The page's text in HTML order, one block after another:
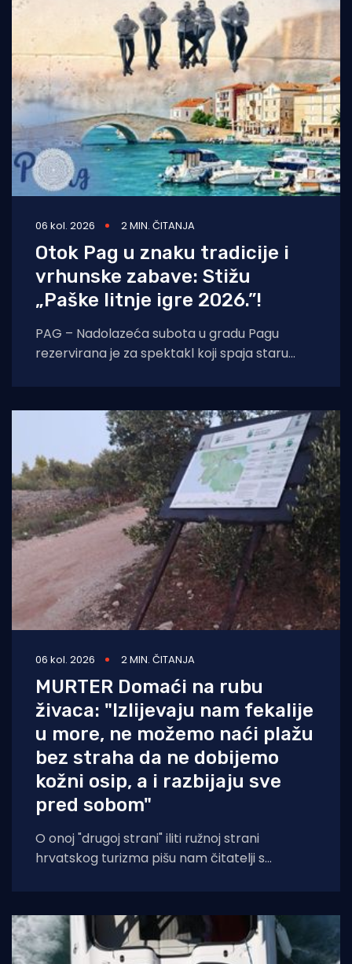
06 kol. 2026 2 MIN. ČITANJA
Otok Pag u znaku tradicije i
vrhunske zabave: Stižu
„Paške litnje igre 2026.”!
PAG – Nadolazeća subota u gradu Pagu
rezervirana je za spektakl koji spaja staru
06 kol. 2026 2 MIN. ČITANJA
MURTER Domaći na rubu
živaca: "Izlijevaju nam fekalije
u more, ne možemo naći plažu
bez straha da ne dobijemo
kožni osip, a i razbijaju sve
pred sobom"
O onoj "drugoj strani" iliti ružnoj strani
hrvatskog turizma pišu nam čitatelji s